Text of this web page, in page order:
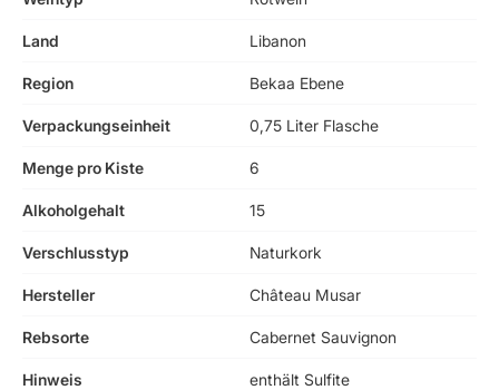
Land Libanon
Region Bekaa Ebene
Verpackungseinheit 0,75 Liter Flasche
Menge pro Kiste 6
Alkoholgehalt 15
Verschlusstyp Naturkork
Hersteller Château Musar
Rebsorte Cabernet Sauvignon
Hinweis enthält Sulfite